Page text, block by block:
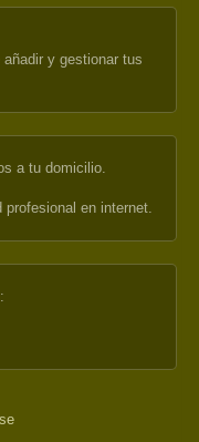
y gestionar tus
a tu domicilio.
en internet.